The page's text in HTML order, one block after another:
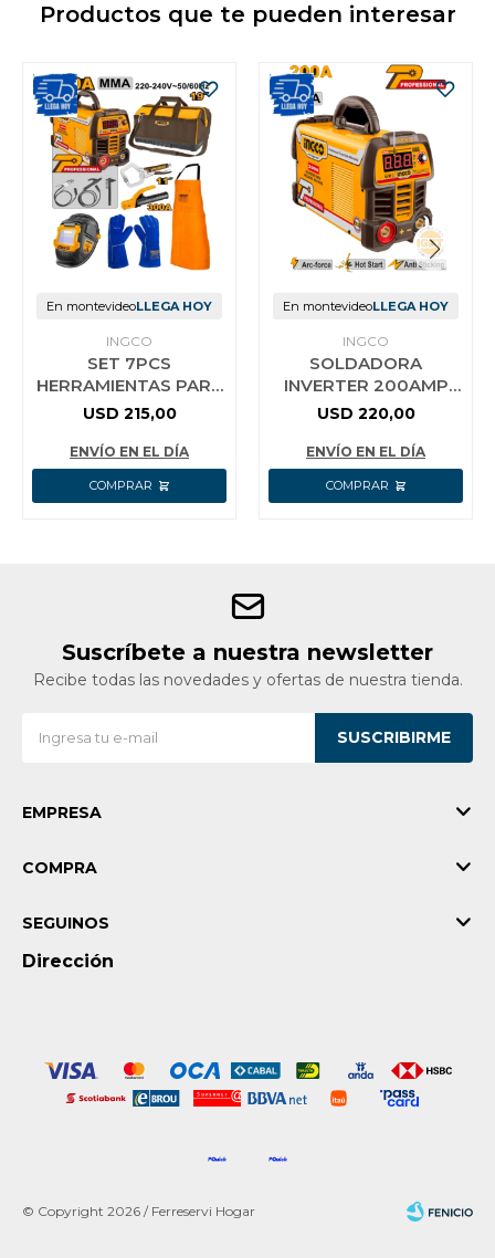
Productos que te pueden interesar
En montevideoLLEGA HOY
INGCO
SET 7PCS
HERRAMIENTAS PARA
SOLDAR SOLDADORA
+ CARETA + DELANTA
USD 215,00
ENVÍO EN EL DÍA
En montevideoLLEGA HOY
INGCO
SOLDADORA
INVERTER 200AMP
INGCO ING-
USD 220,00
ENVÍO EN EL DÍA
Suscríbete a nuestra newsletter
Recibe todas las novedades y ofertas de nuestra tienda.
SUSCRIBIRME
EMPRESA
COMPRA
Dirección
SEGUINOS
© Copyright 2026 / Ferreservi Hogar